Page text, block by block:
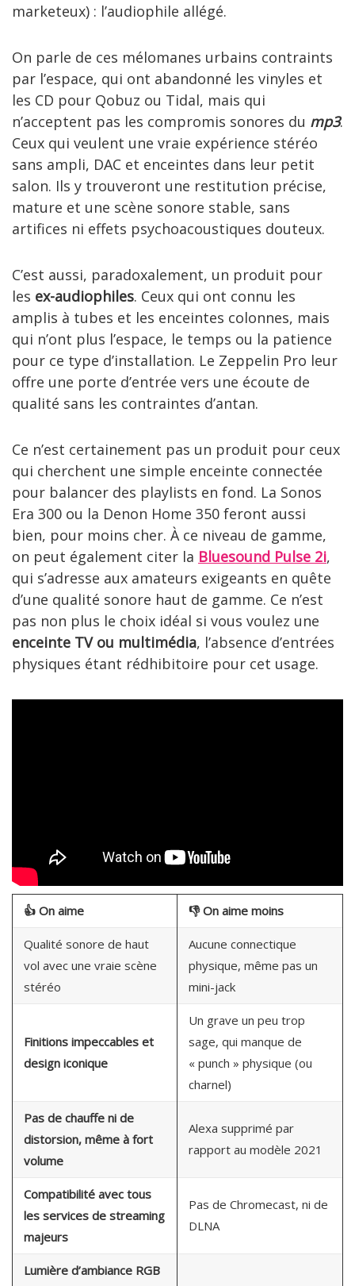
marketeux) : l’audiophile allégé.
On parle de ces mélomanes urbains contraints
par l’espace, qui ont abandonné les vinyles et
les CD pour Qobuz ou Tidal, mais qui
n’acceptent pas les compromis sonores du mp3.
Ceux qui veulent une vraie expérience stéréo
sans ampli, DAC et enceintes dans leur petit
salon. Ils y trouveront une restitution précise,
mature et une scène sonore stable, sans
artifices ni effets psychoacoustiques douteux.
C’est aussi, paradoxalement, un produit pour
les ex-audiophiles. Ceux qui ont connu les
amplis à tubes et les enceintes colonnes, mais
qui n’ont plus l’espace, le temps ou la patience
pour ce type d’installation. Le Zeppelin Pro leur
offre une porte d’entrée vers une écoute de
qualité sans les contraintes d’antan.
Ce n’est certainement pas un produit pour ceux
qui cherchent une simple enceinte connectée
pour balancer des playlists en fond. La Sonos
Era 300 ou la Denon Home 350 feront aussi
bien, pour moins cher. À ce niveau de gamme,
on peut également citer la Bluesound Pulse 2i,
qui s’adresse aux amateurs exigeants en quête
d’une qualité sonore haut de gamme. Ce n’est
pas non plus le choix idéal si vous voulez une
enceinte TV ou multimédia, l’absence d’entrées
physiques étant rédhibitoire pour cet usage.
👍 On aime 👎On aime moins
Qualité sonore de haut
vol avec une vraie scène
stéréo
Aucune connectique
physique, même pas un
mini-jack
Finitions impeccables et
design iconique
Un grave un peu trop
sage, qui manque de
« punch » physique (ou
charnel)
Pas de chauffe ni de
distorsion, même à fort
volume
Alexa supprimé par
rapport au modèle 2021
Compatibilité avec tous
les services de streaming
majeurs
Pas de Chromecast, ni de
DLNA
Lumière d’ambiance RGB